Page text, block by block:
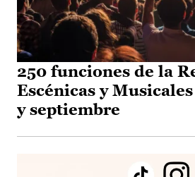
250 funciones de la
Escénicas y
y septiembre